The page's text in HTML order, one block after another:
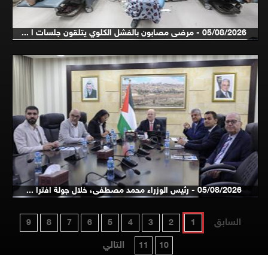
05/08/2026 - مرضى مصابون بالفشل الكلوي يتلقون جلسات ا ...
05/08/2026 - رئيس الوزراء محمد مصطفى، خلال جولة افترا ...
السابق 1
2
3
4
5
6
7
8
9
10
11 التالي